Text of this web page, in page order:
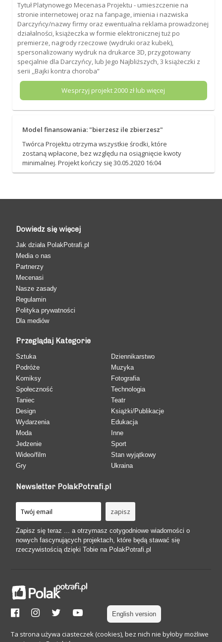
Tytuł Platynowego Mecenasa Projektu - umieszczenie na
stronie internetowej oraz na fanpage, imienia i nazwiska
Darczyńcy/nazwy firmy oraz ewentualna reklama prowadzonej
działalności, książeczka w formie elektronicznej tuż po
premierze, nagrody rzeczowe (wydruki oraz kubek),
spersonalizowany wydruk na drukarce 3D, przygotowany
specjalnie dla Darczyńcy, lub Jego Najbliższych, 3 książeczki z
serii ,,Bajki kontra choroba”
Wesprzyj projekt2000 zł lub więcej
Model finansowania: "bierzesz ile zbierzesz"
Twórca Projektu otrzyma wszystkie środki, które
zostaną wpłacone, bez względu na osiągnięcie kwoty
minimalnej. Projekt kończy się 30.05.2020 16:04
Dowiedz się więcej
Jak działa PolakPotrafi.pl
Media o nas
Partnerzy
Mecenasi
Nasze zasady
Regulamin
Polityka prywatności
Dla mediów
Przeglądaj Kategorie
Sztuka
Podróże
Komiksy
Społeczność
Taniec
Design
Wydarzenia
Moda
Jedzenie
Wideo/film
Gry
Dziennikarstwo
Muzyka
Fotografia
Technologia
Teatr
Książki/Publikacje
Edukacja
Inne
Sport
Stan wyjątkowy
Ukraina
Newsletter PolakPotrafi.pl
Zapisz się teraz ... a otrzymasz cotygodniowe wiadomości o
nowych fascynujących projektach, które będą stawać się
rzeczywistością dzięki Tobie na PolakPotrafi.pl
English version
Ta strona używa ciasteczek (cookies), bez nich nie byłoby możliwe